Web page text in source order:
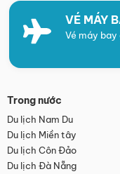
VÉ MÁY
Vé máy bay
Trong nước
Du lịch Nam Du
Du lịch Miền tây
Du lịch Côn Đảo
Du lịch Đà Nẵng